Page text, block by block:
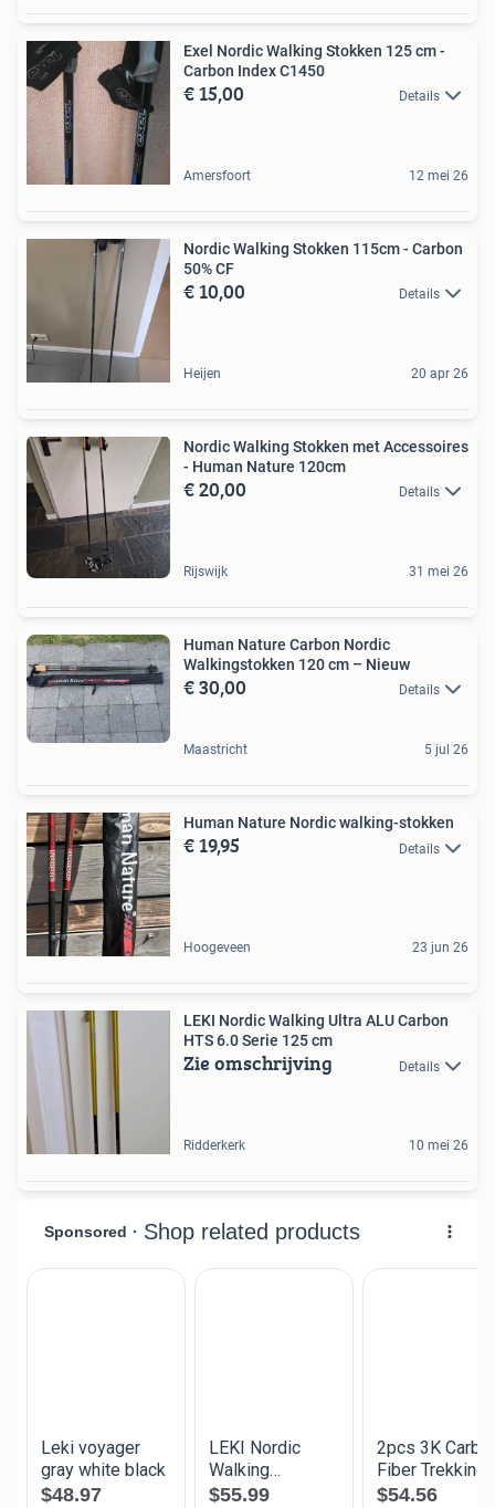
Exel Nordic Walking Stokken 125 cm -
Carbon Index C1450
€ 15,00 Details
Amersfoort 12 mei 26
Nordic Walking Stokken 115cm - Carbon
50% CF
€ 10,00 Details
Heijen 20 apr 26
Nordic Walking Stokken met Accessoires
- Human Nature 120cm
€ 20,00 Details
Rijswijk 31 mei 26
Human Nature Carbon Nordic
Walkingstokken 120 cm – Nieuw
€ 30,00 Details
Maastricht 5 jul 26
Human Nature Nordic walking-stokken
€ 19,95 Details
Hoogeveen 23 jun 26
LEKI Nordic Walking Ultra ALU Carbon
HTS 6.0 Serie 125 cm
Zie omschrijving Details
Ridderkerk 10 mei 26